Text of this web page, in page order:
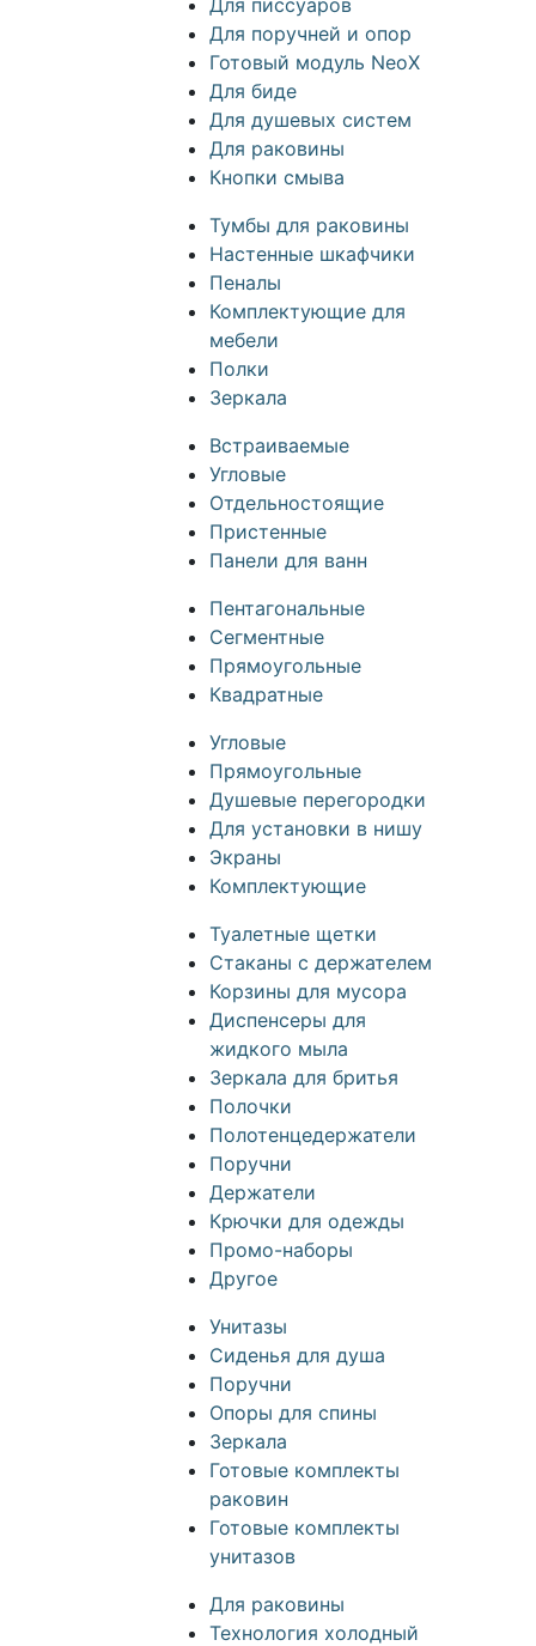
Для писсуаров
Для поручней и опор
Готовый модуль NeoX
Для биде
Для душевых систем
Для раковины
Кнопки смыва
Тумбы для раковины
Настенные шкафчики
Пеналы
Комплектующие для
мебели
Полки
Зеркала
Встраиваемые
Угловые
Отдельностоящие
Пристенные
Панели для ванн
Пентагональные
Сегментные
Прямоугольные
Квадратные
Угловые
Прямоугольные
Душевые перегородки
Для установки в нишу
Экраны
Комплектующие
Туалетные щетки
Стаканы с держателем
Корзины для мусора
Диспенсеры для
жидкого мыла
Зеркала для бритья
Полочки
Полотенцедержатели
Поручни
Держатели
Крючки для одежды
Промо-наборы
Другое
Унитазы
Сиденья для душа
Поручни
Опоры для спины
Зеркала
Готовые комплекты
раковин
Готовые комплекты
унитазов
Для раковины
Технология холодный